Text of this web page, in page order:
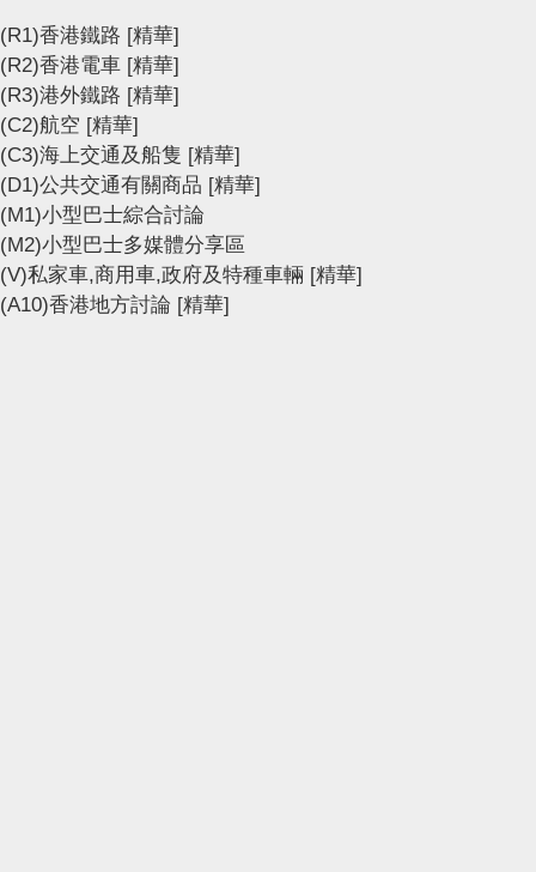
(R1)香港鐵路 [精華]
(R2)香港電車 [精華]
(R3)港外鐵路 [精華]
(C2)航空 [精華]
(C3)海上交通及船隻 [精華]
(D1)公共交通有關商品 [精華]
(M1)小型巴士綜合討論
(M2)小型巴士多媒體分享區
(V)私家車,商用車,政府及特種車輛 [精華]
(A10)香港地方討論 [精華]